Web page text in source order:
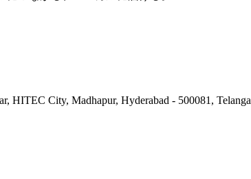
HITEC City, Madhapur, Hyderabad - 500081,